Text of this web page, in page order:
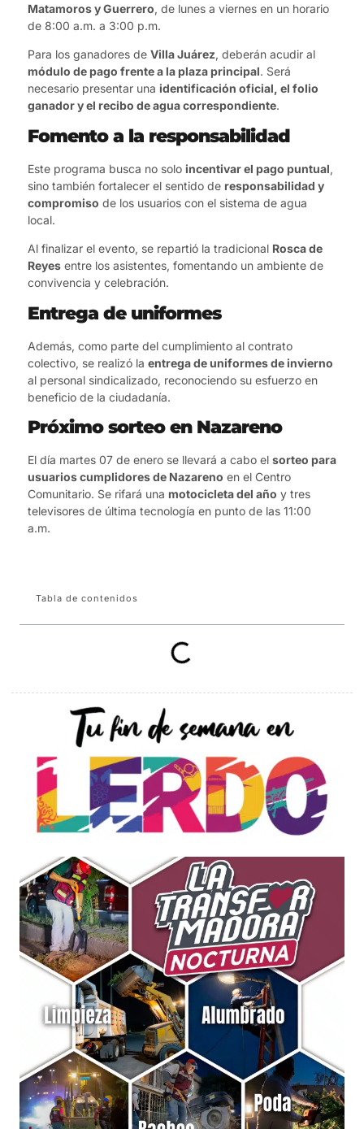
Matamoros y Guerrero, de lunes a viernes en un horario
de 8:00 a.m. a 3:00 p.m.
Para los ganadores de Villa Juárez, deberán acudir al
módulo de pago frente a la plaza principal. Será
necesario presentar una identificación oficial, el folio
ganador y el recibo de agua correspondiente.
Fomento a la responsabilidad
Este programa busca no solo incentivar el pago puntual,
sino también fortalecer el sentido de responsabilidad y
compromiso de los usuarios con el sistema de agua
local.
Al finalizar el evento, se repartió la tradicional Rosca de
Reyes entre los asistentes, fomentando un ambiente de
convivencia y celebración.
Entrega de uniformes
Además, como parte del cumplimiento al contrato
colectivo, se realizó la entrega de uniformes de invierno
al personal sindicalizado, reconociendo su esfuerzo en
beneficio de la ciudadanía.
Próximo sorteo en Nazareno
El día martes 07 de enero se llevará a cabo el sorteo para
usuarios cumplidores de Nazareno en el Centro
Comunitario. Se rifará una motocicleta del año y tres
televisores de última tecnología en punto de las 11:00
a.m.
Tabla de contenidos